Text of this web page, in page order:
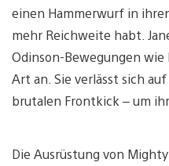
einen Hammerwurf in
mehr Reichweite habt.
Odinson-Bewegungen
Art an. Sie verlässt sich
brutalen Frontkick – um
Die Ausrüstung von